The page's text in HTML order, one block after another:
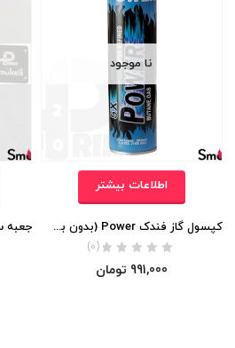
نا موجود
اطلاعات بیشتر
کپسول گاز فندک Power (بدون بو 300ml)
(0)
991,000 تومان